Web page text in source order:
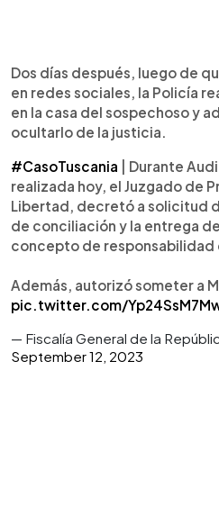
Dos días después, luego de
en redes sociales, la Policía
en la casa del sospechoso y
ocultarlo de la justicia.
#CasoTuscania | Durante
realizada hoy, el Juzgado de
Libertad, decretó a solicitud
de conciliación y la entrega
concepto de responsabilidad
Además, autorizó someter a
pic.twitter.com/
— Fiscalía General de la
September 12, 2023